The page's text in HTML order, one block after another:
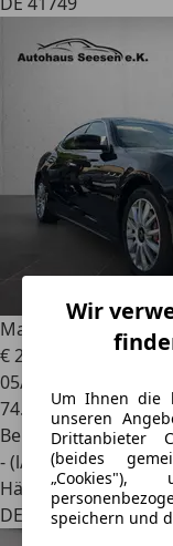
Wir
Um Ihnen die
unseren
Drittanbieter
(beides
„Cookies"),
speichern und
Maserati Ghibli3.0
€ 22.990
05/2014
74.500 km
Benzin
- (l/100 km)
Händler
DE 38723